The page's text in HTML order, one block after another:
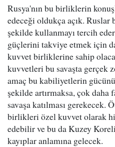
Rusya'nın bu birliklerin
edeceği oldukça açık.
şekilde kullanmayı tercih
güçlerini takviye etmek için
kuvvet birliklerine sahip
kuvvetleri bu savaşta gerçek
amaç bu kabiliyetlerin
şekilde artırmaksa, çok
savaşa katılması gerekecek.
birlikleri özel kuvvet olarak
edebilir ve bu da Kuzey
kayıplar anlamına gelecek.